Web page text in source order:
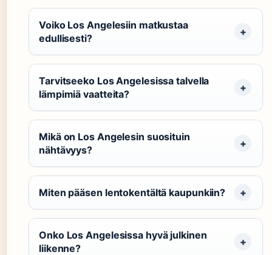
Voiko Los Angelesiin matkustaa
edullisesti?
Tarvitseeko Los Angelesissa talvella
lämpimiä vaatteita?
Mikä on Los Angelesin suosituin
nähtävyys?
Miten pääsen lentokentältä kaupunkiin?
Onko Los Angelesissa hyvä julkinen
liikenne?